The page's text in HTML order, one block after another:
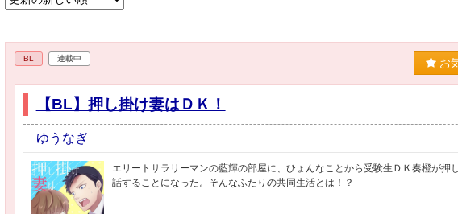
BL 連載中 お
【BL】押し掛け妻はＤＫ！
ゆうなぎ
エリートサラリーマンの藍輝の部屋に、ひょんなことから受験生ＤＫ奏橙が押
話することになった。そんなふたりの共同生活とは！？